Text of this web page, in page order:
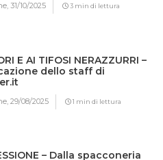
31/10/2025 3 min di lettura
E AI TIFOSI NERAZZURRI –
dello staff di
29/08/2025 1 min di lettura
– Dalla spacconeria